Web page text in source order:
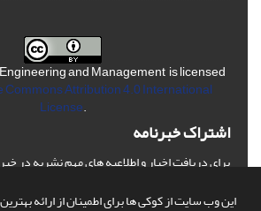
این وب سایت از کوکی ها برای اطمینان از ارائه بهترین
and Management is licensed
Commons Attribution 4.0 International
License.
اشتراک خبرنامه
برای دریافت اخبار و اطلاعیه های مهم نشریه در